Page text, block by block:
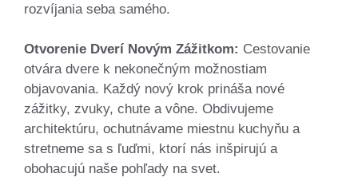
rozvíjania seba samého.
Otvorenie Dverí Novým Zážitkom: Cestovanie
otvára dvere k nekonečným možnostiam
objavovania. Každý nový krok prináša nové
zážitky, zvuky, chute a vône. Obdivujeme
architektúru, ochutnávame miestnu kuchyňu a
stretneme sa s ľuďmi, ktorí nás inšpirujú a
obohacujú naše pohľady na svet.